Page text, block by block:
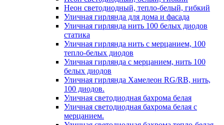
Неон светодиодный, тепло-белый, гибкий
Уличная гирлянда для дома и фасада
Уличная гирлянда нить 100 белых диодов
статика
Уличная гирлянда нить с мерцанием, 100
тепло-белых диодов
Уличная гирлянда с мерцанием, нить 100
белых диодов
Уличная гирлянда Хамелеон RG/RB, нить,
100 диодов.
Уличная светодиодная бахрома белая
Уличная светодиодная бахрома белая с
мерцанием.